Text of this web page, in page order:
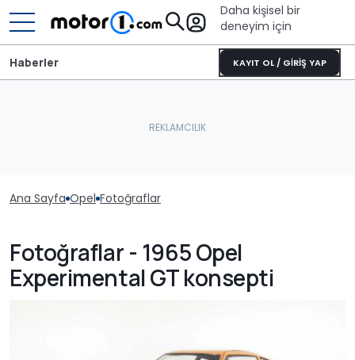
Daha kişisel bir
deneyim için
KAYIT OL / GİRİŞ YAP
Haberler
Ana Sayfa Opel Fotoğraflar
Fotoğraflar - 1965 Opel
Experimental GT konsepti